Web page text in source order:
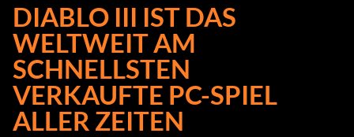
DIABLO III IST DAS
WELTWEIT AM
SCHNELLSTEN
VERKAUFTE PC-SPIEL
ALLER ZEITEN